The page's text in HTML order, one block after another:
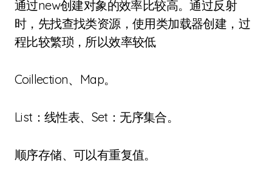
通过new创建对象的效率比较高。通过反射
时，先找查找类资源，使用类加载器创建，过
程比较繁琐，所以效率较低
Coillection、Map。
List：线性表、Set：无序集合。
顺序存储、可以有重复值。